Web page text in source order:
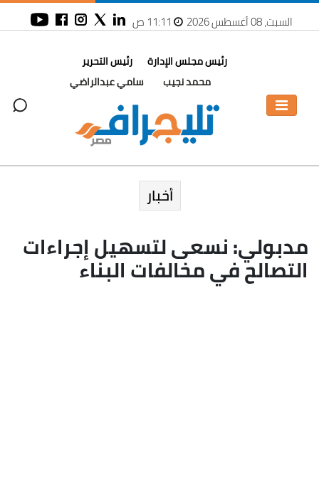
السبت، 08 أغسطس 2026
رئيس مجلس الإدارة
محمد نجيب
رئيس التحرير
سامي عبدالراضي
أخبار
مدبولي: نسعى لتسهيل إجراءات
التصالح في مخالفات البناء